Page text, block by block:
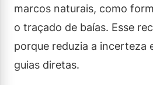
marcos naturais, como
o traçado de baías. Esse
porque reduzia a incerteza
guias diretas.